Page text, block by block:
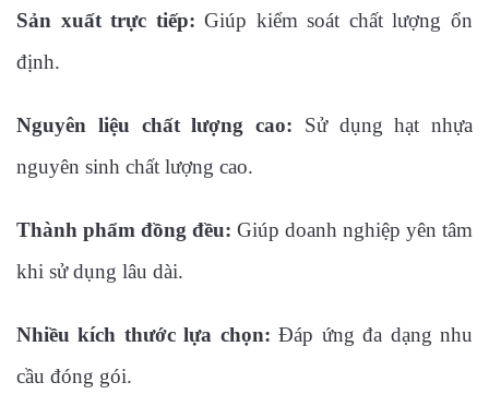
Sản xuất trực tiếp:Giúp kiểm soát chất lượng ổn
định.
Nguyên liệu chất lượng cao: Sử dụng hạt nhựa
nguyên sinh chất lượng cao.
Thành phẩm đồng đều: Giúp doanh nghiệp yên tâm
khi sử dụng lâu dài.
Nhiều kích thước lựa chọn:Đáp ứng đa dạng nhu
cầu đóng gói.